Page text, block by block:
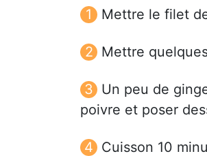
Mettre le filet
Mettre
Un peu de
poivre et poser
Cuisson 10